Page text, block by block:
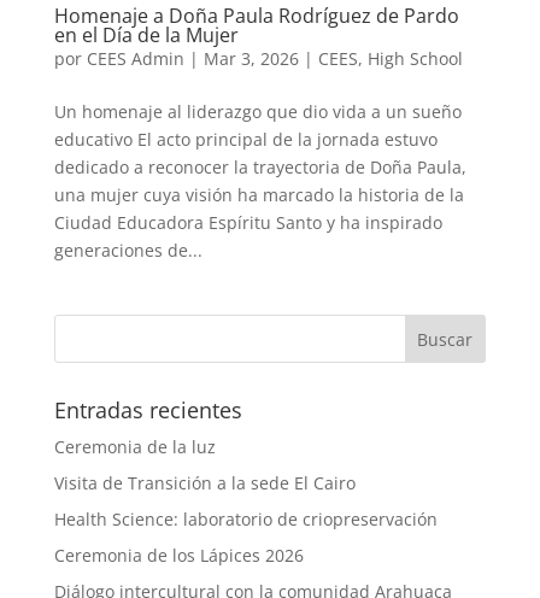
Homenaje a Doña Paula Rodríguez de Pardo
en el Día de la Mujer
por CEES Admin | Mar 3, 2026| CEES, High School
Un homenaje al liderazgo que dio vida a un sueño
educativo El acto principal de la jornada estuvo
dedicado a reconocer la trayectoria de Doña Paula,
una mujer cuya visión ha marcado la historia de la
Ciudad Educadora Espíritu Santo y ha inspirado
generaciones de...
Entradas recientes
Ceremonia de la luz
Visita de Transición a la sede El Cairo
Health Science: laboratorio de criopreservación
Ceremonia de los Lápices 2026
Diálogo intercultural con la comunidad Arahuaca